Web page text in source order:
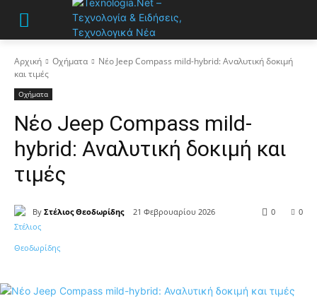
Αρχική Οχήματα
Νέο Jeep Compass mild-hybrid: Αναλυτική δοκιμή
και τιμές
Οχήματα
Νέο Jeep Compass mild-
hybrid: Αναλυτική δοκιμή και
τιμές
By Στέλιος Θεοδωρίδης 21 Φεβρουαρίου 2026 0
0